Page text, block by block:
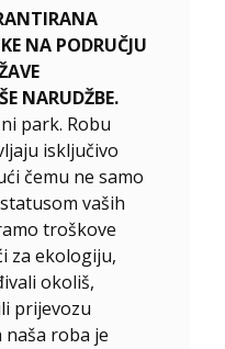
NA PODRUČJU
NARUDŽBE.
park. Robu
isključivo
čemu ne samo
vaših
troškove
za ekologiju,
okoliš,
prijevozu
roba je